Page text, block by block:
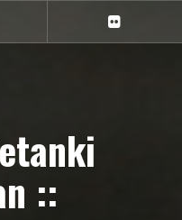
na
::